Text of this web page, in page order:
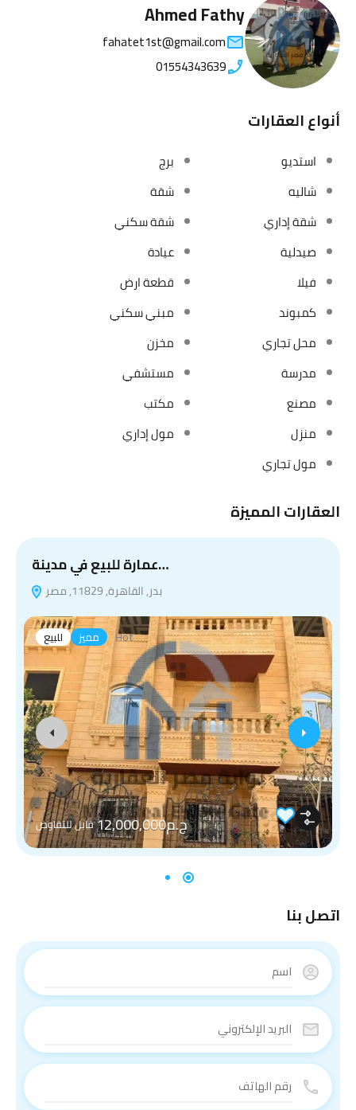
Ahmed Fathy
fahatet1st@gmail.com
01554343639
أنواع العقارات
استديو
برج
شاليه
شقة
شقة إداري
شقة سكني
صيدلية
عيادة
فيلا
قطعة ارض
كمبوند
مبني سكني
محل تجاري
مخزن
مدرسة
مستشفي
مصنع
مكتب
منزل
مول إداري
مول تجاري
العقارات المميزة
عمارة للبيع في مدينة…
بدر, القاهرة, 11829, مصر
للبيع مميز Hot
ج.م12,000,000 قابل للتفاوض
اتصل بنا